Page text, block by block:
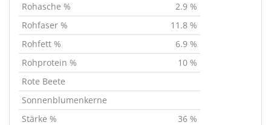
Rohasche %
2.9 %
Rohfaser %
11.8 %
Rohfett %
6.9 %
Rohprotein %
10 %
Rote Beete
Sonnenblumenkerne
Stärke %
36 %